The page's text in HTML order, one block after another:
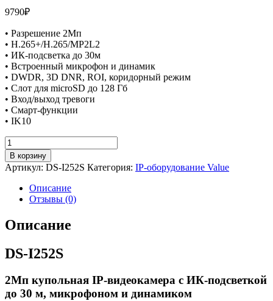
9790₽
• Разрешение 2Мп
• H.265+/H.265/MP2L2
• ИК-подсветка до 30м
• Встроенный микрофон и динамик
• DWDR, 3D DNR, ROI, коридорный режим
• Слот для microSD до 128 Гб
• Вход/выход тревоги
• Смарт-функции
• IK10
Количество
товара
2Мп
купольная
видеокамера
ИК-
подсветкой
30
м,
и
динамиком
В корзину
Артикул: DS-I252S Категория: IP-оборудование Value
Описание
Отзывы (0)
Описание
DS-I252S
2Мп купольная IP-видеокамера с ИК-подсветкой
до 30 м, микрофоном и динамиком